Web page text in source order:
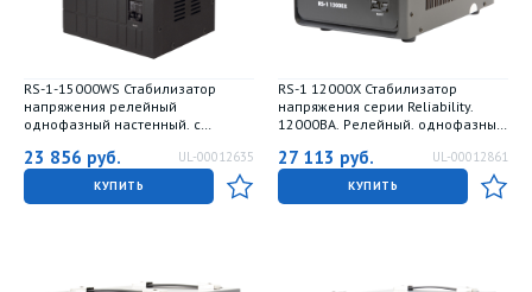
RS-1-15000WS Стабилизатор
напряжения релейный
однофазный настенный. с
15000ВА. TM Uniel
23 856 руб. UL-00012635
КУПИТЬ
RS-1 12000X Стабилизатор
напряжения серии Reliability.
12000ВА. Релейный. однофазный.
27 113 руб. UL-00012861
КУПИТЬ